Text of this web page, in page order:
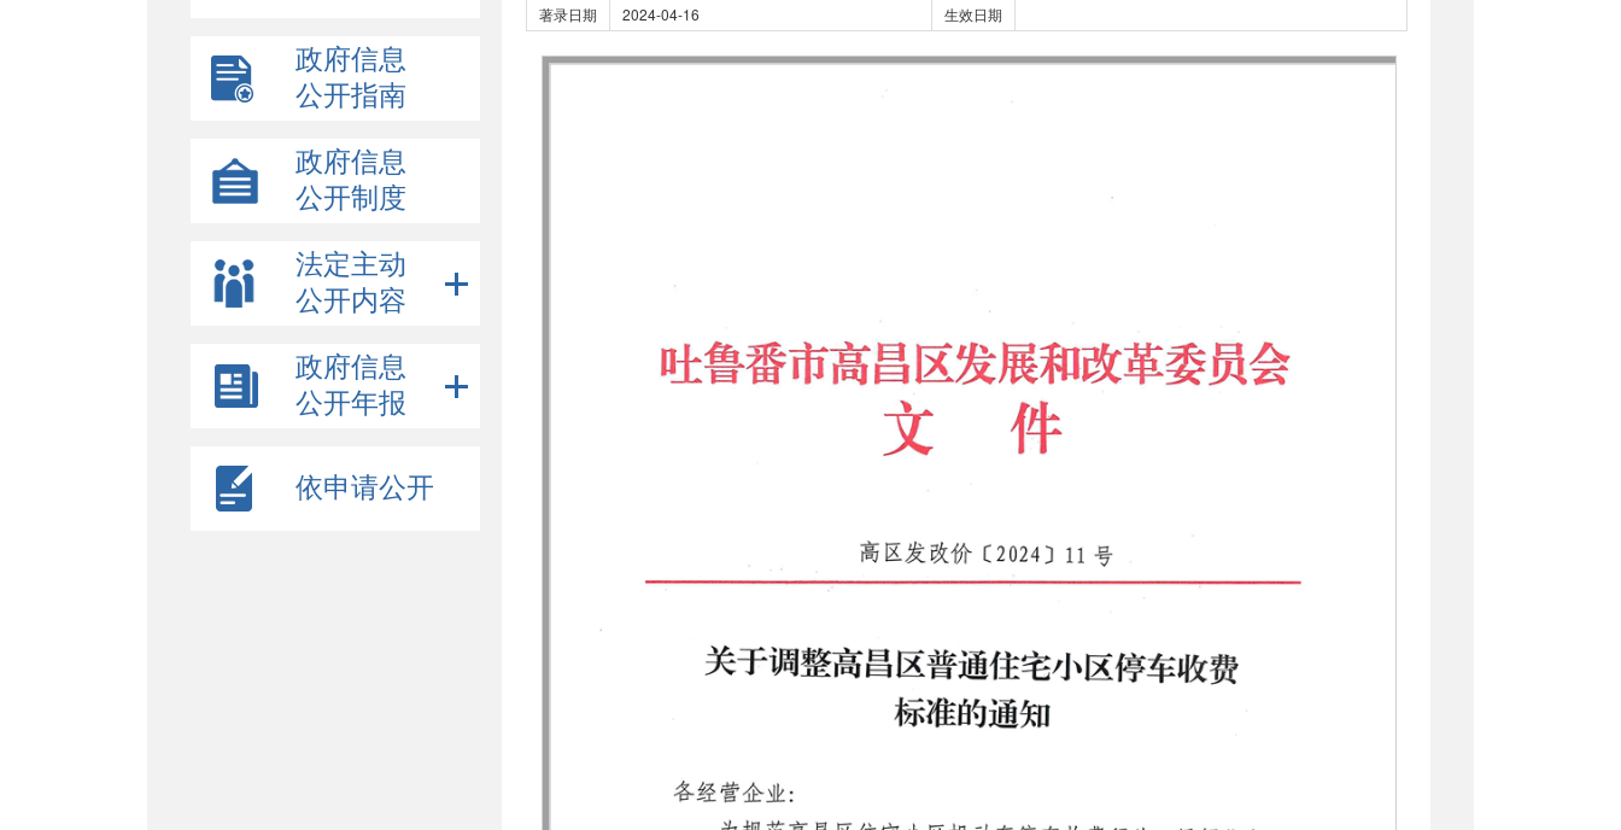
政府信息
公开指南
政府信息
公开制度
法定主动
公开内容
政府信息
公开年报
依申请公开
著录日期
2024-04-16 生效日期